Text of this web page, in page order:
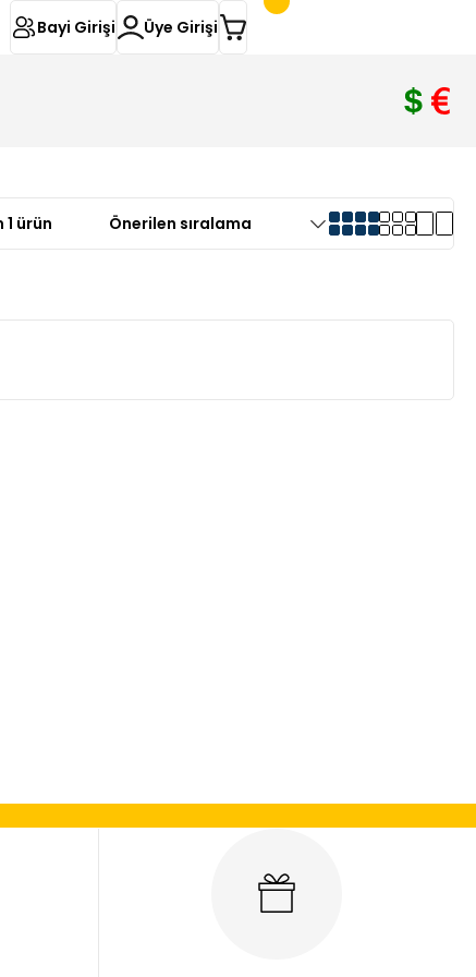
Bayi Girişi Üye Girişi
ürün